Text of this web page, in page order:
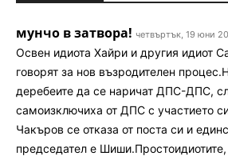
мунчо в затвора! четвъртък, 19 юни
Освен идиота Хайри и другия идиот
говорят за нов възродителен
деребеите да се наричат ДПС-ДПС,
самоизключиха от ДПС с участието
Чакъров се отказа от поста си и
председател е Шиши.Простоидиотите,